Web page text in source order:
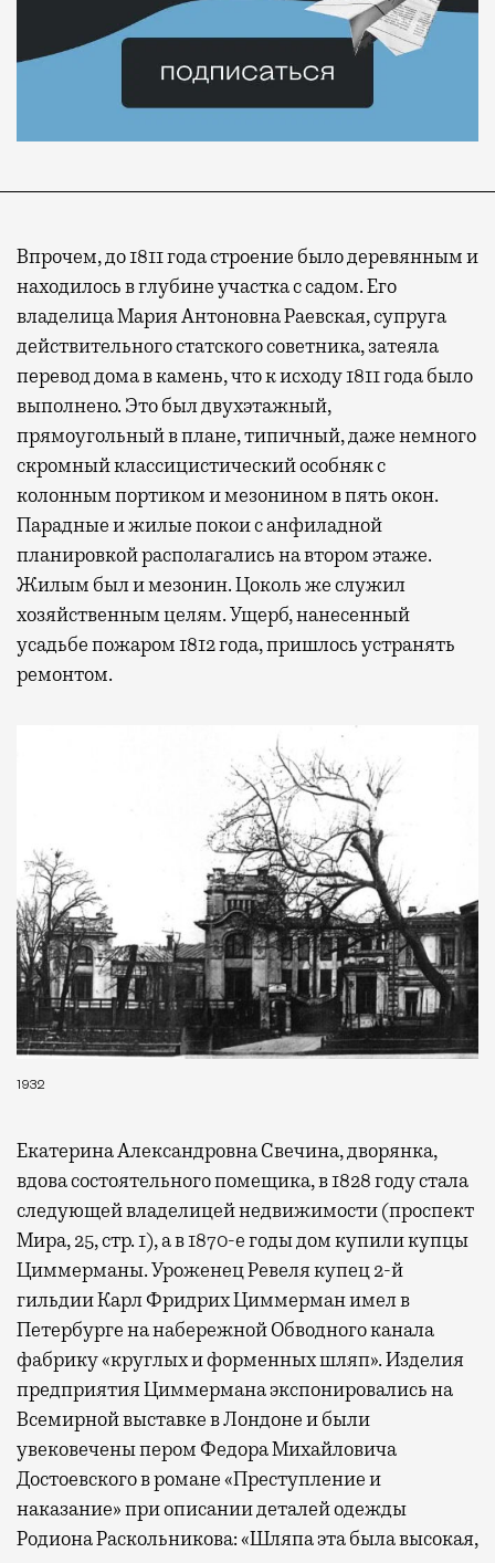
Впрочем, до 1811 года строение было деревянным и
находилось в глубине участка с садом. Его
владелица Мария Антоновна Раевская, супруга
действительного статского советника, затеяла
перевод дома в камень, что к исходу 1811 года было
выполнено. Это был двухэтажный,
прямоугольный в плане, типичный, даже немного
скромный классицистический особняк с
колонным портиком и мезонином в пять окон.
Парадные и жилые покои с анфиладной
планировкой располагались на втором этаже.
Жилым был и мезонин. Цоколь же служил
хозяйственным целям. Ущерб, нанесенный
усадьбе пожаром 1812 года, пришлось устранять
ремонтом.
1932
Екатерина Александровна Свечина, дворянка,
вдова состоятельного помещика, в 1828 году стала
следующей владелицей недвижимости (проспект
Мира, 25, стр. 1), а в 1870-е годы дом купили купцы
Циммерманы. Уроженец Ревеля купец 2-й
гильдии Карл Фридрих Циммерман имел в
Петербурге на набережной Обводного канала
фабрику «круглых и форменных шляп». Изделия
предприятия Циммермана экспонировались на
Всемирной выставке в Лондоне и были
увековечены пером Федора Михайловича
Достоевского в романе «Преступление и
наказание» при описании деталей одежды
Родиона Раскольникова: «Шляпа эта была высокая,